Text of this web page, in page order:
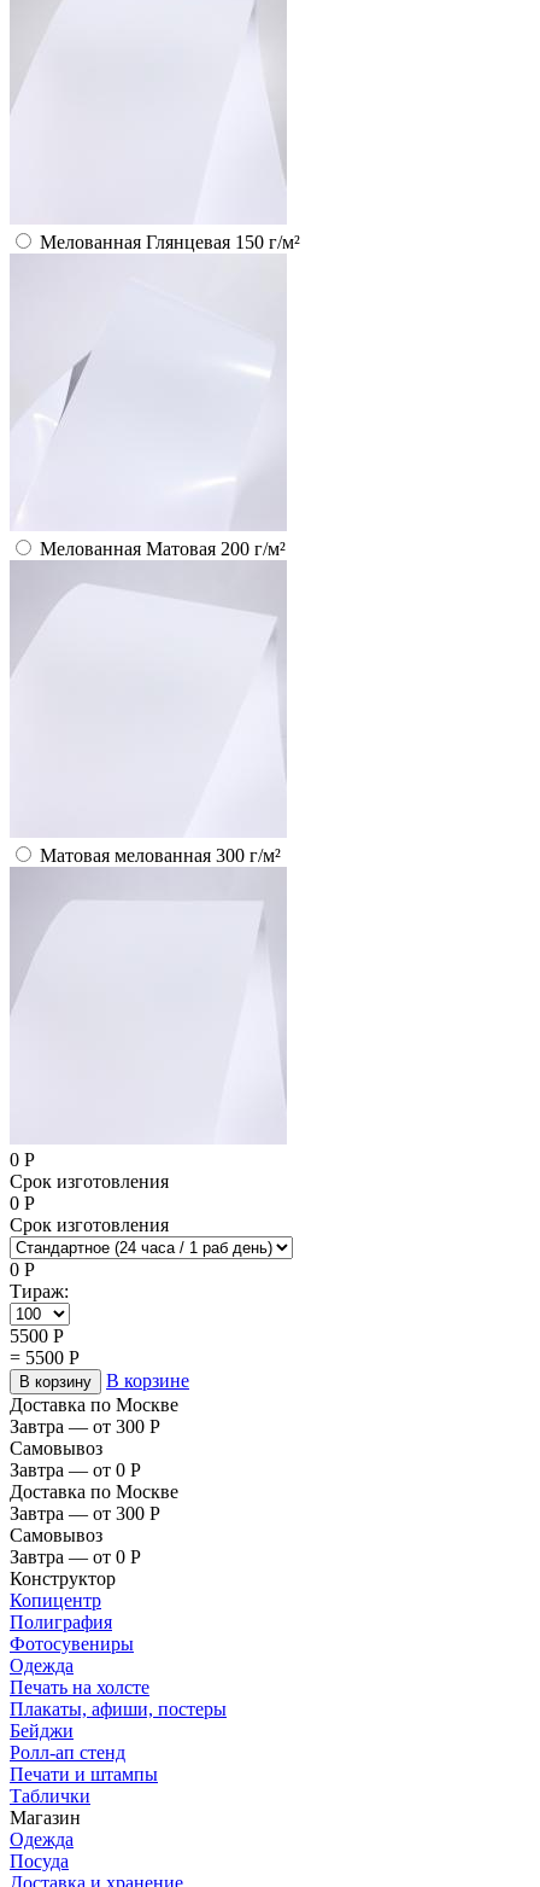
Мелованная Глянцевая 150 г/м²
Мелованная Матовая 200 г/м²
Матовая мелованная 300 г/м²
0 Р
Срок изготовления
0 Р
Срок изготовления
0 Р
Тираж:
5500 Р
= 5500 Р
В корзину
В корзине
Доставка по Москве
Завтра — от 300 Р
Самовывоз
Завтра — от 0 Р
Доставка по Москве
Завтра — от 300 Р
Самовывоз
Завтра — от 0 Р
Конструктор
Копицентр
Полиграфия
Фотосувениры
Одежда
Печать на холсте
Плакаты, афиши, постеры
Бейджи
Ролл-ап стенд
Печати и штампы
Таблички
Магазин
Одежда
Посуда
Доставка и хранение